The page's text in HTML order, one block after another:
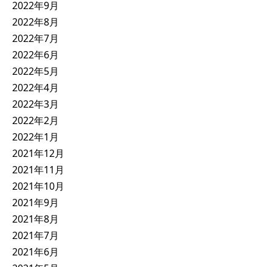
2022年9月
2022年8月
2022年7月
2022年6月
2022年5月
2022年4月
2022年3月
2022年2月
2022年1月
2021年12月
2021年11月
2021年10月
2021年9月
2021年8月
2021年7月
2021年6月